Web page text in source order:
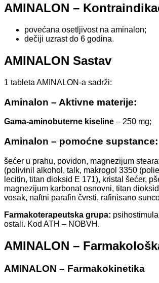
AMINALON –
povećana osetljivost na aminalon;
dečiji uzrast do 6 godina.
AMINALON Sastav
1 tableta AMINALON-a sadrži:
Aminalon – Aktivne materije:
Gama-aminobuterne kiseline – 250 mg;
Aminalon – pomoćne supstance:
šećer u prahu, povidon, magnezijum
(polivinil alkohol, talk, makrogol 3350
lecitin, titan dioksid E 171), kristal šećer,
magnezijum karbonat osnovni, titan
vosak, naftni parafin čvrsti, rafinisano
Farmakoterapeutska grupa:
ostali. Kod ATH – NOBVH.
AMINALON –
AMINALON – Farmakokinetika